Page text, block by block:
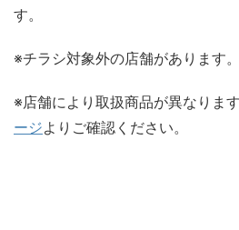
す。
※チラシ対象外の店舗があります。
※店舗により取扱商品が異なりま
ージよりご確認ください。